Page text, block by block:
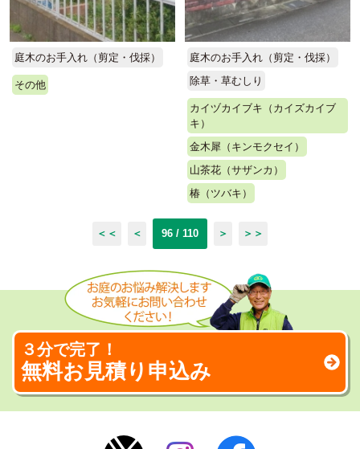
庭木のお手入れ（剪定・伐採）
その他
庭木のお手入れ（剪定・伐採）
除草・草むしり
カイヅカイブキ（カイズカイブ
キ）
金木犀（キンモクセイ）
山茶花（サザンカ）
椿（ツバキ）
＜＜ ＜ 96 / 110 ＞ ＞＞
３分で完了！
無料お見積り申込み